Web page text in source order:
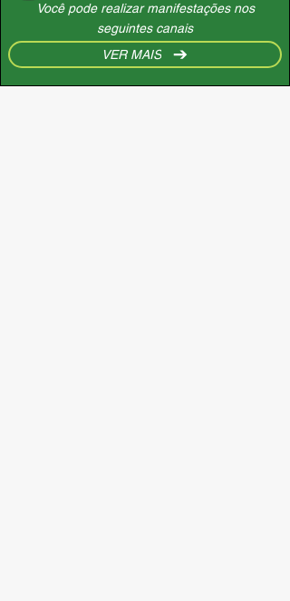
Você pode realizar manifestações nos
seguintes canais
VER MAIS